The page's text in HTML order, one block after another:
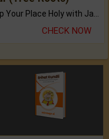
CHECK NOW